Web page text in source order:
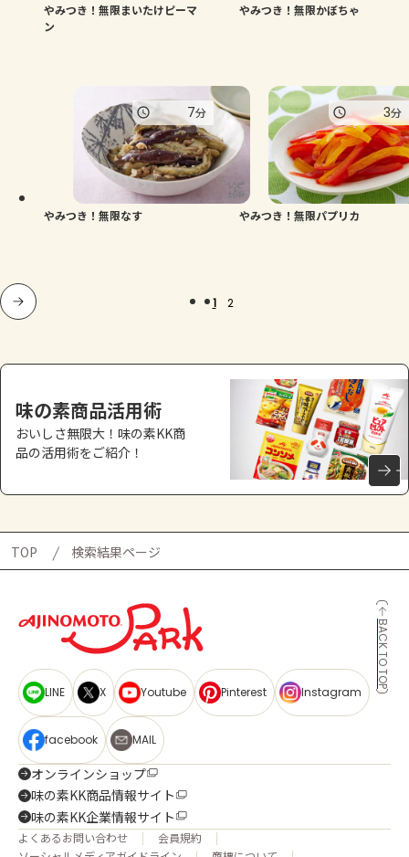
やみつき！無限まいたけピーマ
ン
やみつき！無限かぼちゃ
やみつき！無限なす
7分
やみつき！無限パプリカ
3分
1 2
味の素商品活用術
おいしさ無限大！味の素KK商
品の活用術をご紹介！
TOP 検索結果ページ
BACK TO TOP
LINE X Youtube Pinterest Instagram
facebook MAIL
オンラインショップ
味の素KK商品情報サイト
味の素KK企業情報サイト
よくあるお問い合わせ
会員規約